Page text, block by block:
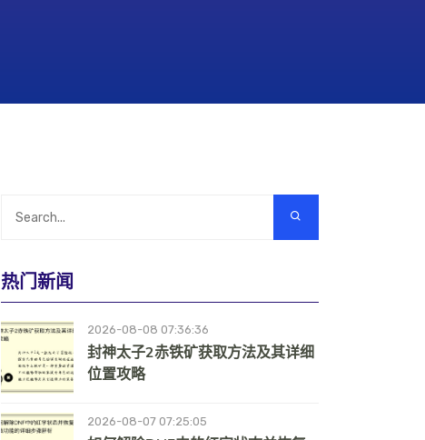
热门新闻
2026-08-08 07:36:36
封神太子2赤铁矿获取方法及其详细
位置攻略
2026-08-07 07:25:05